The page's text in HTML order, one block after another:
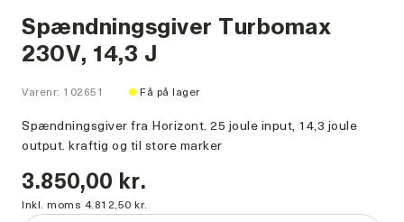
Spændningsgiver Turbomax
230V, 14,3 J
Varenr: 102651 Få på lager
Spændningsgiver fra Horizont. 25 joule input, 14,3 joule
output. kraftig og til store marker
3.850,00 kr.
Inkl. moms 4.812,50 kr.